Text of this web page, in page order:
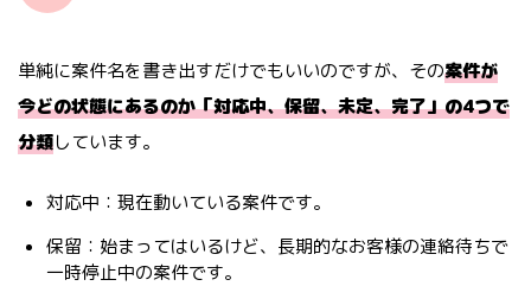
単純に案件名を書き出すだけでもいいのですが、その案件が
今どの状態にあるのか「対応中、保留、未定、完了」の4つで
分類しています。
対応中：現在動いている案件です。
保留：始まってはいるけど、長期的なお客様の連絡待ちで
一時停止中の案件です。